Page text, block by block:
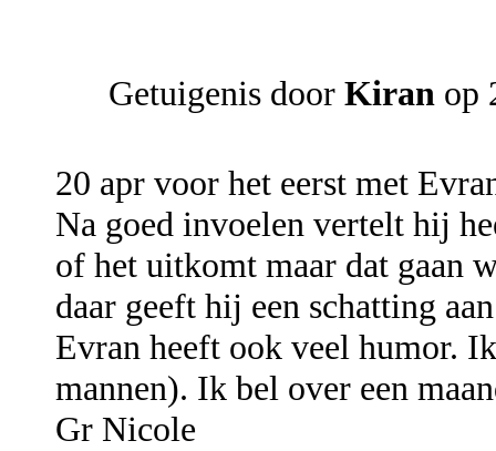
Getuigenis door Kiran op
20 apr voor het eerst met
Na goed invoelen vertelt hij
of het uitkomt maar dat gaan
daar geeft hij een schatting
Evran heeft ook veel humor.
mannen). Ik bel over een
Gr Nicole